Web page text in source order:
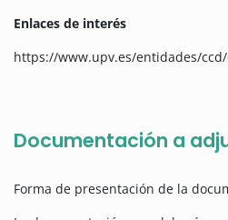
Enlaces de interés
https://www.upv.es/entidades/
Documentación a
Forma de presentación de la